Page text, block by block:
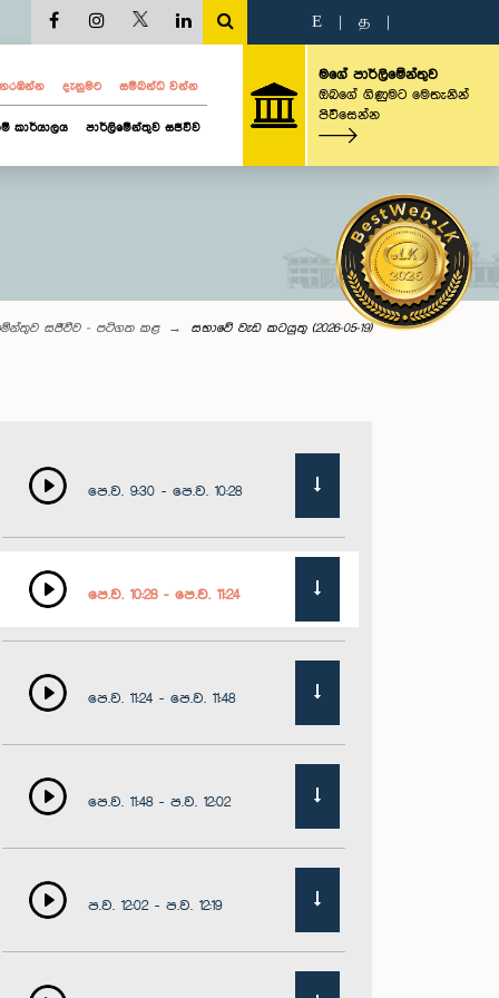
E த
දැනුමට සම්බන්ධ වන්න
කාර්යාලය පාර්ලිමේන්තුව සජීවීව
මගේ පාර්ලිමේන්තුව
ඔබගේ ගිණුමට මෙතැනින්
පිවිසෙන්න
සජීවීව - පටිගත කළ සභාවේ වැඩ කටයුතු (2026-05-19)
පෙ.ව. 9:30 - පෙ.ව. 10:28
පෙ.ව. 10:28 - පෙ.ව. 11:24
පෙ.ව. 11:24 - පෙ.ව. 11:48
පෙ.ව. 11:48 - ප.ව. 12:02
ප.ව. 12:02 - ප.ව. 12:19